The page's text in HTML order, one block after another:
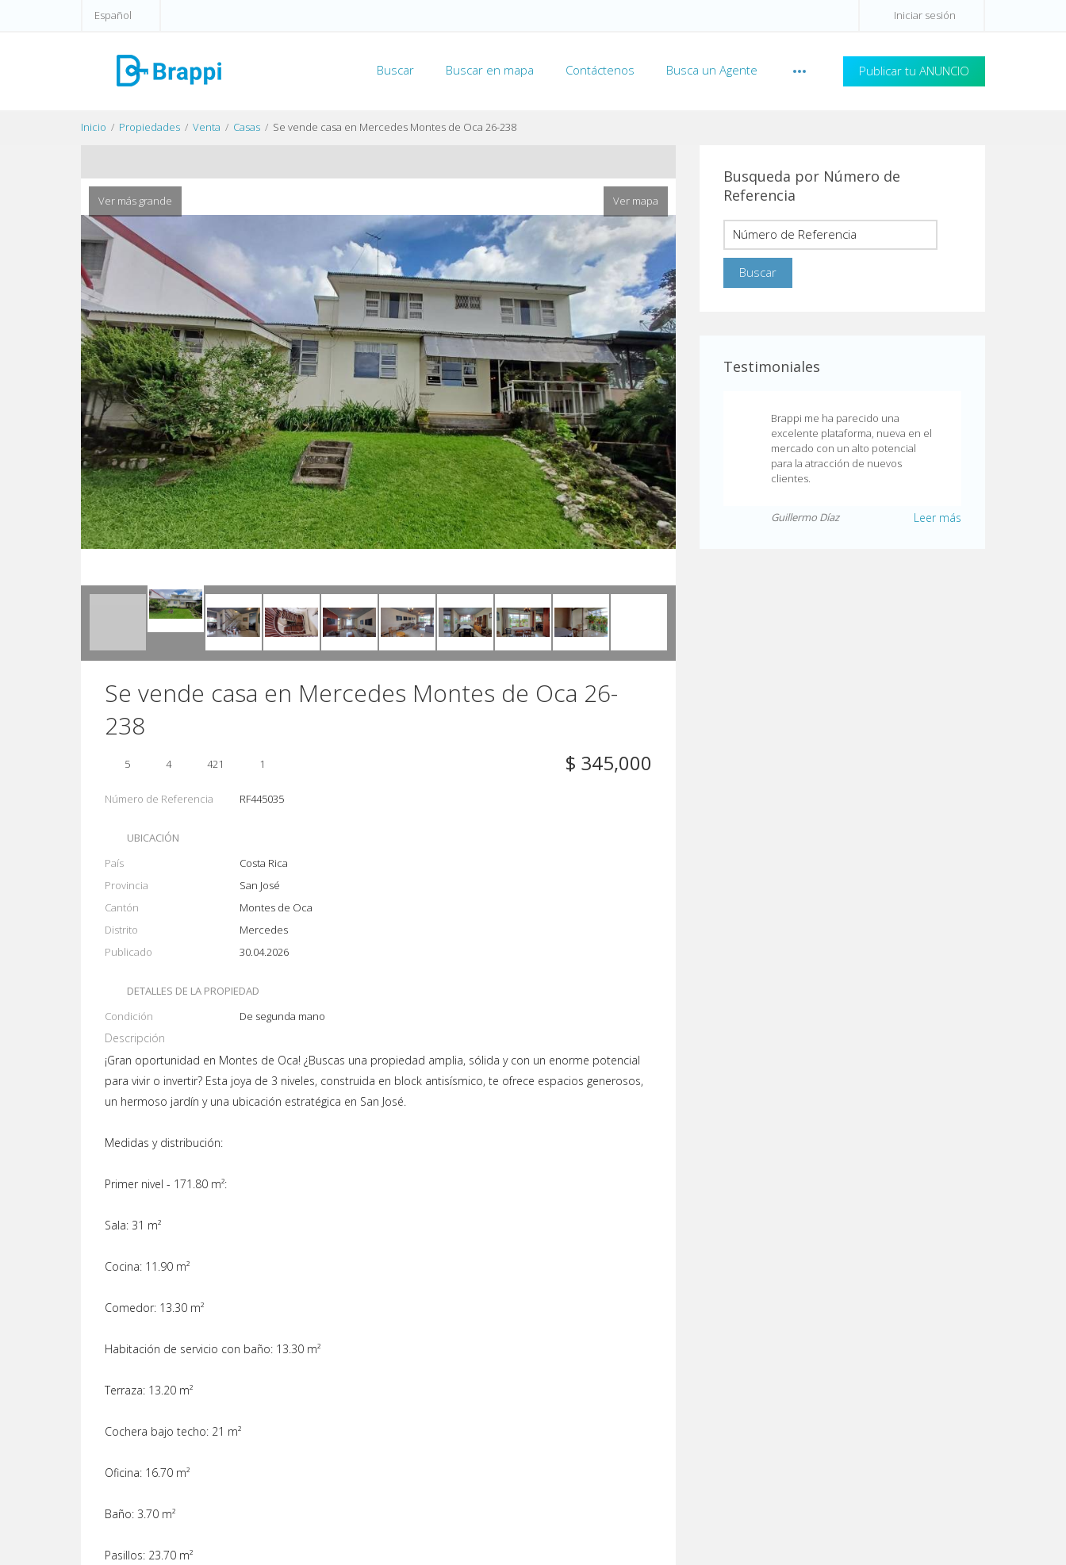
Español Iniciar sesión
Publicar tu ANUNCIO
Buscar Buscar en mapa Contáctenos Busca un Agente
Inicio Propiedades Venta Casas Se vende casa en Mercedes Montes de Oca 26-238
Busqueda por Número de
Referencia
Testimoniales
Brappi me ha parecido una
excelente plataforma, nueva en el
mercado con un alto potencial
para la atracción de nuevos
clientes.
Leer más
Guillermo Díaz
Ver más grande Ver mapa
Se vende casa en Mercedes Montes de Oca 26-
238
$ 345,000
5 4 421 1
Número de Referencia RF445035
UBICACIÓN
País
Costa Rica
Provincia
San José
Cantón
Montes de Oca
Distrito
Mercedes
Publicado
30.04.2026
DETALLES DE LA PROPIEDAD
Condición
De segunda mano
Descripción
¡Gran oportunidad en Montes de Oca! ¿Buscas una propiedad amplia, sólida y con un enorme potencial
para vivir o invertir? Esta joya de 3 niveles, construida en block antisísmico, te ofrece espacios generosos,
un hermoso jardín y una ubicación estratégica en San José.
Medidas y distribución:
Primer nivel - 171.80 m²:
Sala: 31 m²
Cocina: 11.90 m²
Comedor: 13.30 m²
Habitación de servicio con baño: 13.30 m²
Terraza: 13.20 m²
Cochera bajo techo: 21 m²
Oficina: 16.70 m²
Baño: 3.70 m²
Pasillos: 23.70 m²